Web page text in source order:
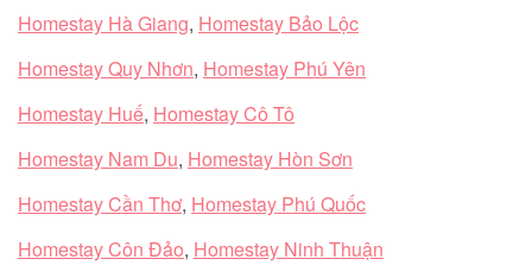
Homestay Hà Giang, Homestay Bảo Lộc
Homestay Quy Nhơn, Homestay Phú Yên
Homestay Huế, Homestay Cô Tô
Homestay Nam Du, Homestay Hòn Sơn
Homestay Cần Thơ, Homestay Phú Quốc
Homestay Côn Đảo, Homestay Ninh Thuận